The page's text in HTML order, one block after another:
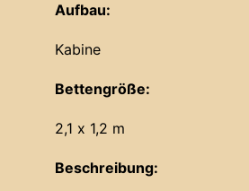
Aufbau:
Kabine
Bettengröße:
2,1 x 1,2 m
Beschreibung: